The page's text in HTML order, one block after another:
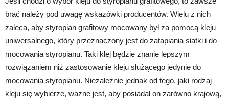
brać należy pod uwagę wskazówki producentów. Wielu z nich
zaleca, aby styropian grafitowy mocowany był za pomocą kleju
uniwersalnego, który przeznaczony jest do zatapiania siatki i do
mocowania styropianu. Taki klej będzie znanie lepszym
rozwiązaniem niż zastosowanie kleju służącego jedynie do
mocowania styropianu. Niezależnie jednak od tego, jaki rodzaj
kleju się wybierze, ważne jest, aby posiadał on zarówno krajową,